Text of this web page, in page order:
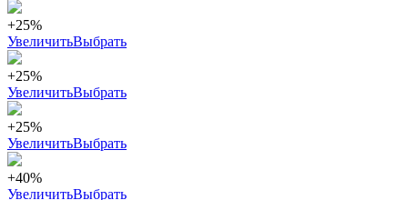
+25%
УвеличитьВыбрать
+25%
УвеличитьВыбрать
+25%
УвеличитьВыбрать
+40%
УвеличитьВыбрать